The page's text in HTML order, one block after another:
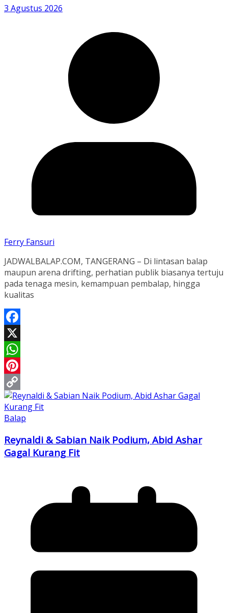
3 Agustus 2026
Ferry Fansuri
JADWALBALAP.COM, TANGERANG – Di lintasan balap
maupun arena drifting, perhatian publik biasanya tertuju
pada tenaga mesin, kemampuan pembalap, hingga
kualitas
Facebook
X
WhatsApp
Pinterest
Copy
Link
Balap
Reynaldi & Sabian Naik Podium, Abid Ashar
Gagal Kurang Fit